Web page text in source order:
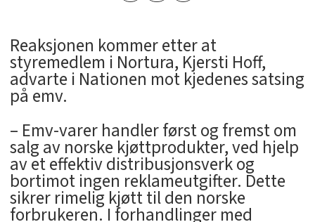
Reaksjonen kommer etter at
styremedlem i Nortura, Kjersti Hoff,
advarte i Nationen mot kjedenes satsing
på emv.
– Emv-varer handler først og fremst om
salg av norske kjøttprodukter, ved hjelp
av et effektiv distribusjonsverk og
bortimot ingen reklameutgifter. Dette
sikrer rimelig kjøtt til den norske
forbrukeren. I forhandlinger med